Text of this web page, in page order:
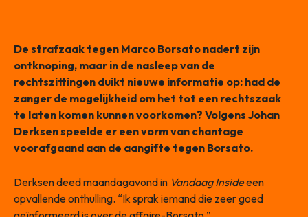
De strafzaak tegen Marco Borsato nadert zijn
ontknoping, maar in de nasleep van de
rechtszittingen duikt nieuwe informatie op: had de
zanger de mogelijkheid om het tot een rechtszaak
te laten komen kunnen voorkomen? Volgens Johan
Derksen speelde er een vorm van chantage
voorafgaand aan de aangifte tegen Borsato.
Derksen deed maandagavond in Vandaag Insideeen
opvallende onthulling. “Ik sprak iemand die zeer goed